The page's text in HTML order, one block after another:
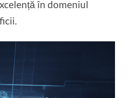
în domeniul